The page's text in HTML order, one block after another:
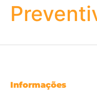
Informações